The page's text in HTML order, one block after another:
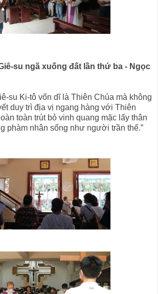
su ngã xuống đất lần thứ ba - Ngọc
su Ki-tô vốn dĩ là Thiên Chúa mà không
duy trì địa vị ngang hàng với Thiên
toàn trút bỏ vinh quang mặc lấy thân
phàm nhân sống như người trần thế.”